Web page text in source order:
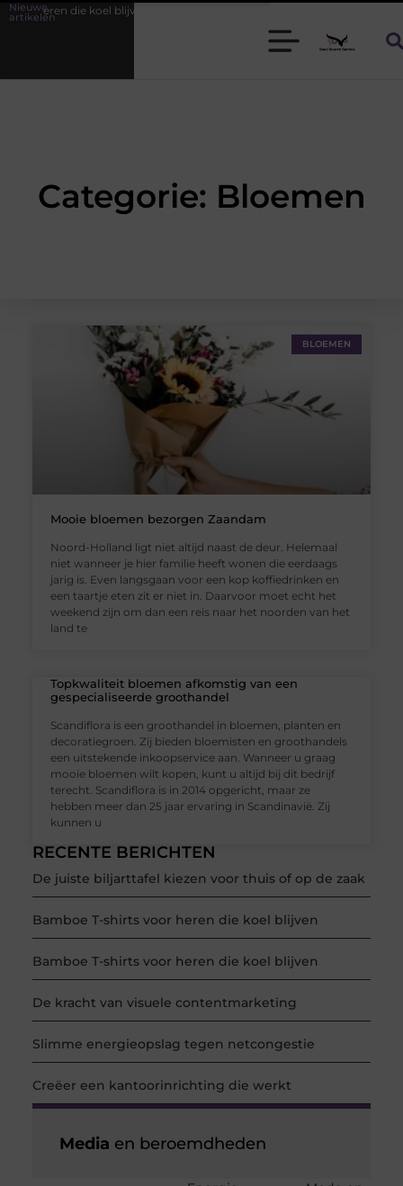
Nieuwe
artikelen
heren die koel blijven
Categorie: Bloemen
RECENTE BERICHTEN
De juiste biljarttafel kiezen voor thuis of op de zaak
Bamboe T-shirts voor heren die koel blijven
Bamboe T-shirts voor heren die koel blijven
De kracht van visuele contentmarketing
Slimme energieopslag tegen netcongestie
Creëer een kantoorinrichting die werkt
Media en beroemdheden
BLOEMEN
Mooie bloemen bezorgen Zaandam
Noord-Holland ligt niet altijd naast de deur. Helemaal
niet wanneer je hier familie heeft wonen die eerdaags
jarig is. Even langsgaan voor een kop koffiedrinken en
een taartje eten zit er niet in. Daarvoor moet echt het
weekend zijn om dan een reis naar het noorden van het
land te
Topkwaliteit bloemen afkomstig van een
gespecialiseerde groothandel
Scandiflora is een groothandel in bloemen, planten en
decoratiegroen. Zij bieden bloemisten en groothandels
een uitstekende inkoopservice aan. Wanneer u graag
mooie bloemen wilt kopen, kunt u altijd bij dit bedrijf
terecht. Scandiflora is in 2014 opgericht, maar ze
hebben meer dan 25 jaar ervaring in Scandinavië. Zij
kunnen u